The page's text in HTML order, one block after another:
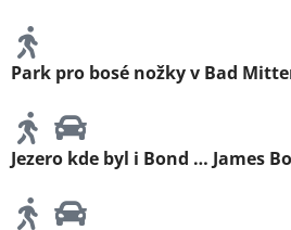
Park pro bosé nožky v Bad
Jezero kde byl i Bond … James